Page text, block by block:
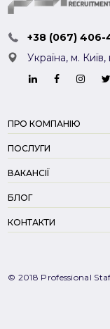
+38 (067) 406-
Україна, м. Київ,
ПРО КОМПАНІЮ
ПОСЛУГИ
ВАКАНСІЇ
БЛОГ
КОНТАКТИ
© 2018 Professional